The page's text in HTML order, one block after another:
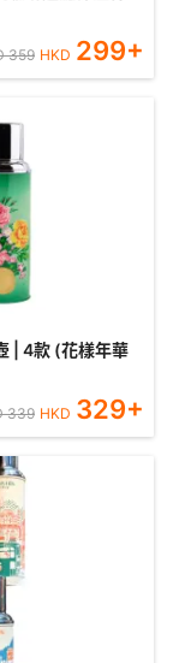
359 HKD 299+
| 4款 (花樣年華
339 HKD 329+